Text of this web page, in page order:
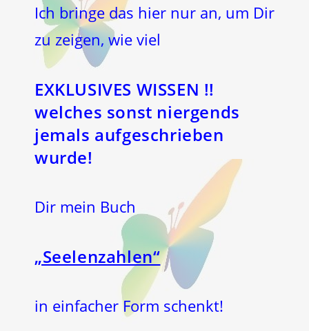
Ich bringe das hier nur an, um Dir
zu zeigen, wie viel
EXKLUSIVES WISSEN !!
welches sonst niergends
jemals aufgeschrieben
wurde!
Dir mein Buch
„Seelenzahlen“
in einfacher Form schenkt!